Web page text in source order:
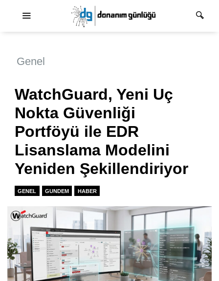
Genel
WatchGuard, Yeni Uç
Nokta Güvenliği
Portföyü ile EDR
Lisanslama Modelini
Yeniden Şekillendiriyor
GENEL GUNDEM HABER